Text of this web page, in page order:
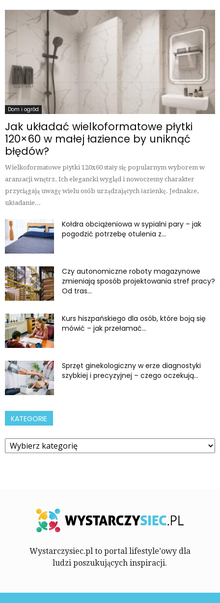
Dom i ogród
Jak układać wielkoformatowe płytki
120×60 w małej łazience by uniknąć
błędów?
Wielkoformatowe płytki 120x60 stały się popularnym wyborem w
aranżacji wnętrz. Ich elegancki wygląd i nowoczesny charakter
przyciągają uwagę wielu osób urządzających łazienkę. Jednakże,
układanie...
Kołdra obciążeniowa w sypialni pary – jak
pogodzić potrzebę otulenia z...
Czy autonomiczne roboty magazynowe
zmieniają sposób projektowania stref pracy?
Od tras...
Kurs hiszpańskiego dla osób, które boją się
mówić – jak przełamać...
Sprzęt ginekologiczny w erze diagnostyki
szybkiej i precyzyjnej – czego oczekują...
KATEGORIE
Kategorie
Wystarczysiec.pl to portal lifestyle’owy dla
ludzi poszukujących inspiracji.